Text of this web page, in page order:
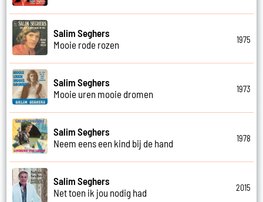
Salim Seghers
Mooie rode rozen
1975
Salim Seghers
Mooie uren mooie dromen
1973
Salim Seghers
Neem eens een kind bij de hand
1978
Salim Seghers
Net toen ik jou nodig had
2015